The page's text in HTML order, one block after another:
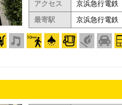
アクセス
京浜急行電
最寄駅
京浜急行電